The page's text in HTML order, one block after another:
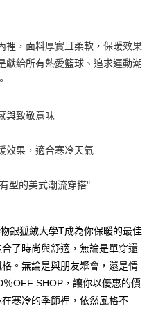
付款」的支付方式。 讓您購物簡單
需儲值。
即可結帳。
即可完成結帳。
知簡訊。
此簡訊中的連結，可透過四大超商／
方視為交易完成。
費，但若您需要取消訂單，請聯絡
」之結帳頁面顯示為準，若有關於
關疑問，請聯繫「AFTEE先享後付
費
裡，面料厚實且柔軟，保暖效果
獻給所有熱愛籃球、追求運動潮
與致敬意味
效果，適合寒冷天氣
型的美式潮流穿搭"
銀狐絨大學T成為你保暖的最佳
了時尚與舒適，無論是單穿還
。無論是與朋友聚會，還是情
OFF SHOP，讓你以優惠的價
寒冷的季節裡，依然風格不